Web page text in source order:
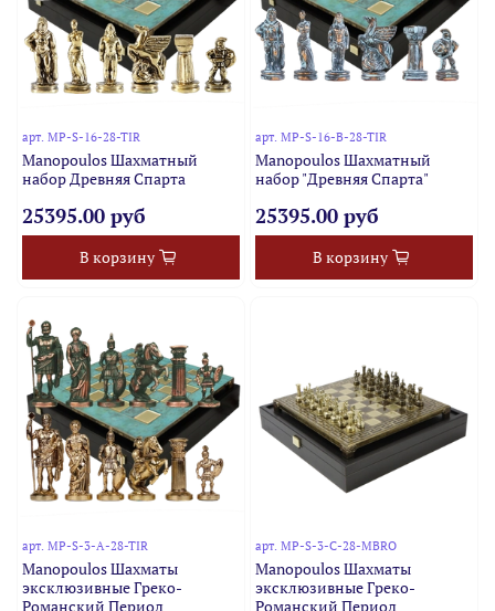
арт.MP-S-16-28-TIR
Manopoulos Шахматный
набор Древняя Спарта
25395.00 руб
В корзину
арт. MP-S-16-B-28-TIR
Manopoulos Шахматный
набор "Древняя Спарта"
25395.00 руб
В корзину
арт.MP-S-3-A-28-TIR
Manopoulos Шахматы
эксклюзивные Греко-
Романский Период
арт. MP-S-3-C-28-MBRO
Manopoulos Шахматы
эксклюзивные Греко-
Романский Период